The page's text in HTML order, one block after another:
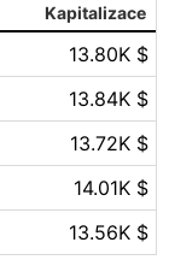
Kapitalizace
13.80K $
13.84K $
13.72K $
14.01K $
13.56K $